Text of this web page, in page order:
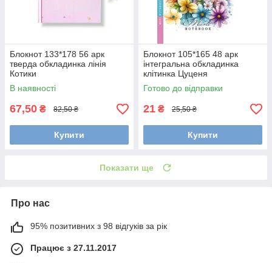
Блокнот 133*178 56 арк
тверда обкладинка лінія
Котики
В наявності
67,50 ₴ 82,50 ₴
Купити
Блокнот 105*165 48 арк
інтегральна обкладинка
клітинка Цуценя
Готово до відправки
21 ₴ 25,50 ₴
Купити
Показати ще
Про нас
95% позитивних з 98 відгуків за рік
Працює з 27.11.2017